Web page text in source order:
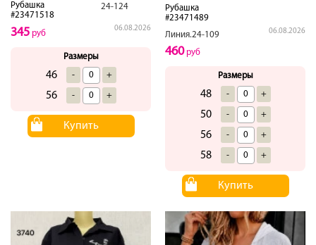
Рубашка
#23471518
24-124
06.08.2026
345 руб
Размеры
46 - +
56 - +
Купить
Рубашка
#23471489
Линия.24-109
06.08.2026
460руб
Размеры
48 - +
50 - +
56 - +
58 - +
Купить